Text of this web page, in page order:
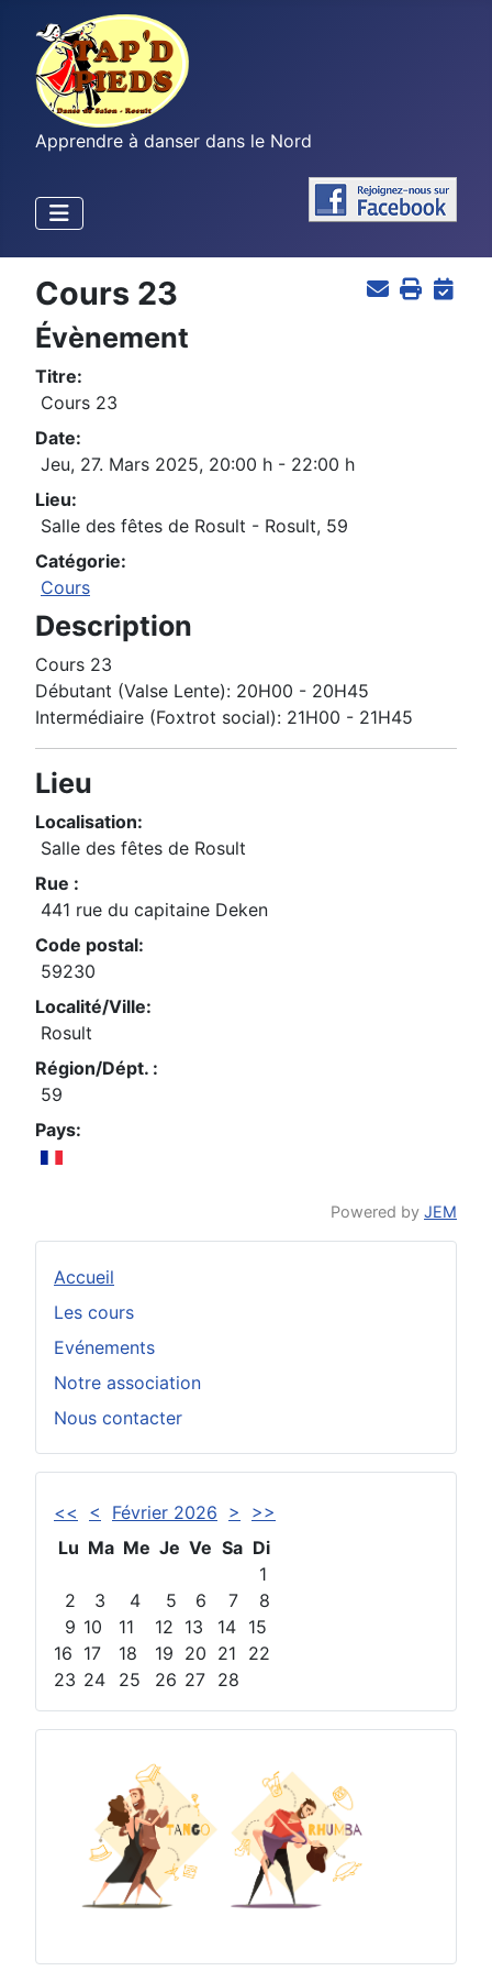
Apprendre à danser dans le Nord
Accueil
Les cours
Evénements
Notre association
Nous contacter
<< < Février 2026 >
>>
Lu Ma Me Je Ve Sa Di
1
2
3 4 5 6 7
8
9 10 11 12 13 14 15
16 17 18 19 20 21
22
23 24 25 26 27 28
Cours 23
Évènement
Titre:
Cours 23
Date:
Jeu, 27. Mars 2025, 20:00 h - 22:00 h
Lieu:
Salle des fêtes de Rosult - Rosult, 59
Catégorie:
Cours
Description
Cours 23
Débutant (Valse Lente): 20H00 - 20H45
Intermédiaire (Foxtrot social): 21H00 - 21H45
Lieu
Localisation:
Salle des fêtes de Rosult
Rue :
441 rue du capitaine Deken
Code postal:
59230
Localité/Ville:
Rosult
Région/Dépt. :
59
Pays:
Powered by JEM